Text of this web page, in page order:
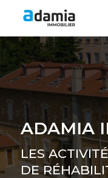
ADAMIA
LES
DE